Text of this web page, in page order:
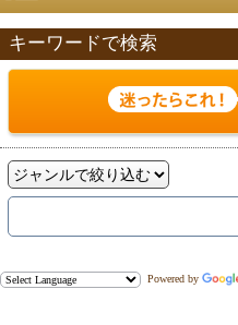
戻る
キーワードで検索
Powered by